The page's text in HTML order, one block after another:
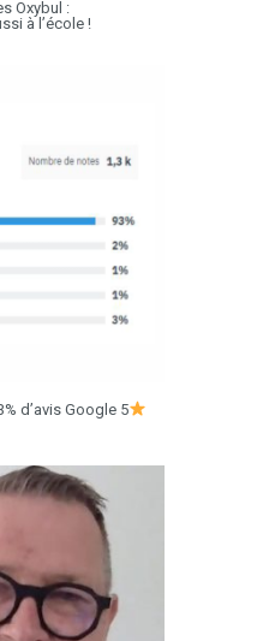
Oxybul :
à l’école !
d’avis Google 5